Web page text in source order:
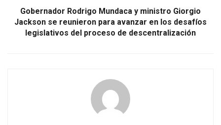
Gobernador Rodrigo Mundaca y ministro Giorgio
Jackson se reunieron para avanzar en los desafíos
legislativos del proceso de descentralización